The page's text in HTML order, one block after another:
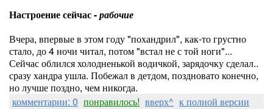
Настроение сейчас -рабочие
Вчера, впервые в этом году "похандрил", как-то грустно
стало, до 4 ночи читал, потом "встал не с той ноги"...
Сейчас облился холодненькой водичкой, зарядочку сделал..
сразу хандра ушла. Побежал в детдом, поздновато конечно,
но лучше поздно, чем никогда.
комментарии: 0 понравилось! вверх^ к полной версии